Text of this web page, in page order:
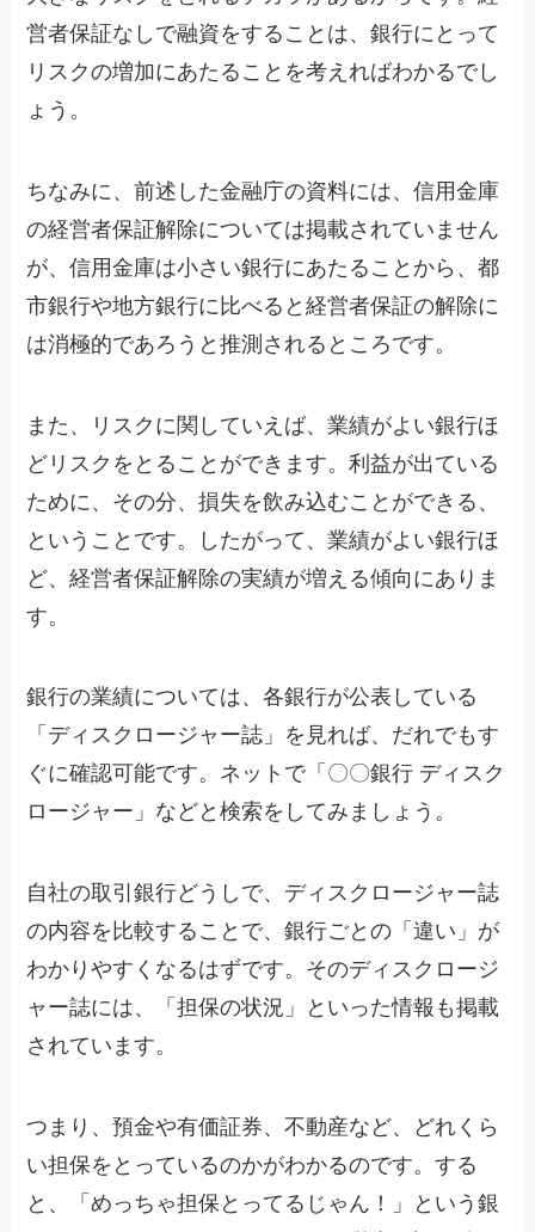
営者保証なしで融資をすることは、銀行にとって
リスクの増加にあたることを考えればわかるでし
ょう。
ちなみに、前述した金融庁の資料には、信用金庫
の経営者保証解除については掲載されていません
が、信用金庫は小さい銀行にあたることから、都
市銀行や地方銀行に比べると経営者保証の解除に
は消極的であろうと推測されるところです。
また、リスクに関していえば、業績がよい銀行ほ
どリスクをとることができます。利益が出ている
ために、その分、損失を飲み込むことができる、
ということです。したがって、業績がよい銀行ほ
ど、経営者保証解除の実績が増える傾向にありま
す。
銀行の業績については、各銀行が公表している
「ディスクロージャー誌」を見れば、だれでもす
ぐに確認可能です。ネットで「〇〇銀行 ディスク
ロージャー」などと検索をしてみましょう。
自社の取引銀行どうしで、ディスクロージャー誌
の内容を比較することで、銀行ごとの「違い」が
わかりやすくなるはずです。そのディスクロージ
ャー誌には、「担保の状況」といった情報も掲載
されています。
つまり、預金や有価証券、不動産など、どれくら
い担保をとっているのかがわかるのです。する
と、「めっちゃ担保とってるじゃん！」という銀